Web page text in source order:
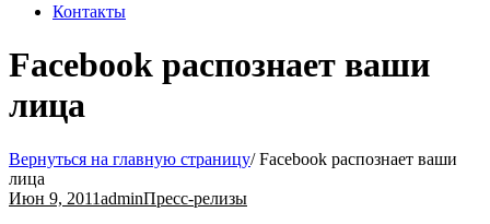
Контакты
Facebook распознает ваши
лица
Вернуться на главную страницу/Facebook распознает ваши
лица
Июн 9, 2011adminПресс-релизы